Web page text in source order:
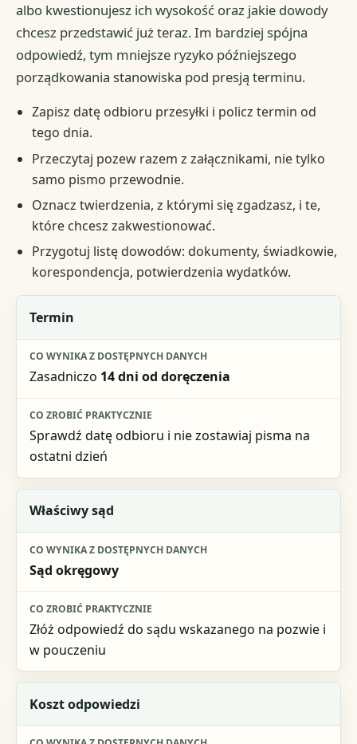
albo kwestionujesz ich wysokość oraz jakie dowody
chcesz przedstawić już teraz. Im bardziej spójna
odpowiedź, tym mniejsze ryzyko późniejszego
porządkowania stanowiska pod presją terminu.
Zapisz datę odbioru przesyłki i policz termin od
tego dnia.
Przeczytaj pozew razem z załącznikami, nie tylko
samo pismo przewodnie.
Oznacz twierdzenia, z którymi się zgadzasz, i te,
które chcesz zakwestionować.
Przygotuj listę dowodów: dokumenty, świadkowie,
korespondencja, potwierdzenia wydatków.
Element
Co wynika z dostępnych danych
Termin
Zasadniczo 14 dni od doręczenia
Sprawdź datę odbioru i nie zostawiaj pisma na
ostatni dzień
Właściwy sąd
Sąd okręgowy
Złóż odpowiedź do sądu wskazanego na pozwie i
w pouczeniu
Koszt odpowiedzi